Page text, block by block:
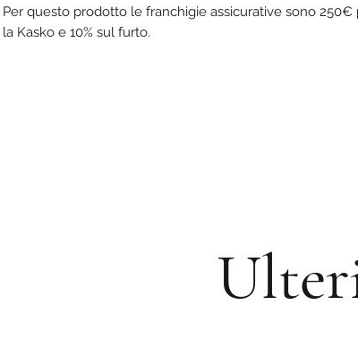
Per questo prodotto le franchigie assicurative sono 250€
la Kasko e 10% sul furto.